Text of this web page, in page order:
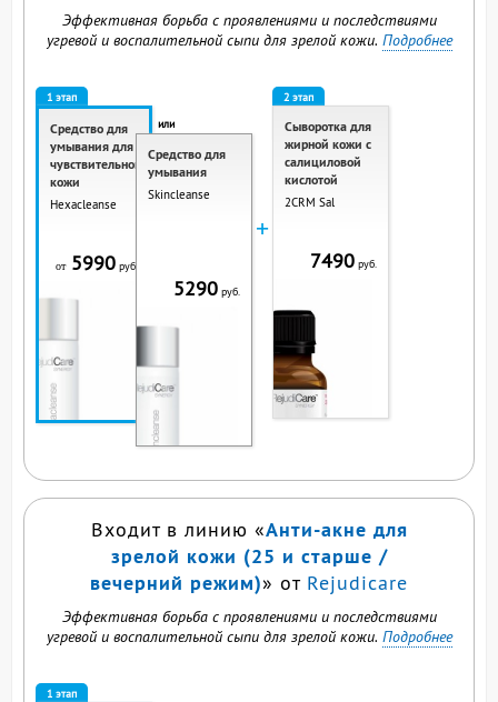
Эффективная борьба с проявлениями и последствиями
угревой и воспалительной сыпи для зрелой кожи. Подробнее
1 этап
Средство для
умывания для
чувствительной
кожи
Hexacleanse
от5990 руб.
или
Средство для
умывания
Skincleanse
5290 руб.
+
2 этап
Сыворотка для
жирной кожи с
салициловой
кислотой
2CRM Sal
7490 руб.
Входит в линию «Анти-акне для
зрелой кожи (25 и старше /
вечерний режим)» от Rejudicare
Эффективная борьба с проявлениями и последствиями
угревой и воспалительной сыпи для зрелой кожи. Подробнее
1 этап